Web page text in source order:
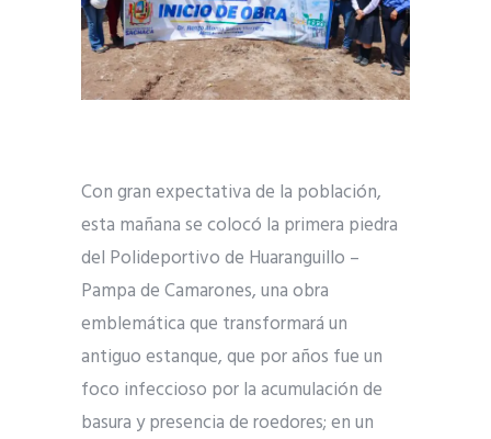
Con gran expectativa de la población,
esta mañana se colocó la primera piedra
del Polideportivo de Huaranguillo –
Pampa de Camarones, una obra
emblemática que transformará un
antiguo estanque, que por años fue un
foco infeccioso por la acumulación de
basura y presencia de roedores; en un